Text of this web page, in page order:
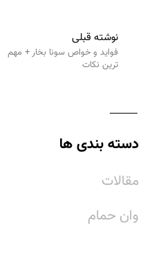
نوشته قبلی
فواید و خواص سونا بخار + مهم
ترین نکات
دسته بندی ها
مقالات
وان حمام